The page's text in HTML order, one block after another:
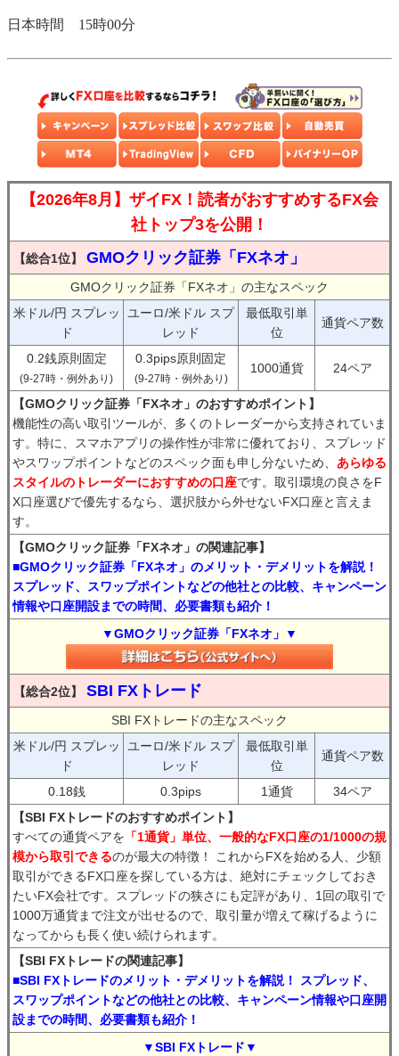
日本時間 15時00分
【2026年8月】ザイFX！読者がおすすめするFX会
社トップ3を公開！
【総合1位】 GMOクリック証券「FXネオ」
GMOクリック証券「FXネオ」の主なスペック
米ドル/円 スプレッ
ド
ユーロ/米ドル スプ
レッド
最低取引単
位
通貨ペア数
0.2銭原則固定
(9-27時・例外あり)
0.3pips原則固定
(9-27時・例外あり)
1000通貨 24ペア
【GMOクリック証券「FXネオ」のおすすめポイント】
機能性の高い取引ツールが、多くのトレーダーから支持されていま
す。特に、スマホアプリの操作性が非常に優れており、スプレッド
やスワップポイントなどのスペック面も申し分ないため、 あらゆる
スタイルのトレーダーにおすすめの口座です。取引環境の良さをF
X口座選びで優先するなら、選択肢から外せないFX口座と言えま
す。
【GMOクリック証券「FXネオ」の関連記事】
■GMOクリック証券「FXネオ」のメリット・デメリットを解説！
スプレッド、スワップポイントなどの他社との比較、キャンペーン
情報や口座開設までの時間、必要書類も紹介！
▼GMOクリック証券「FXネオ」▼
【総合2位】 SBI FXトレード
SBI FXトレードの主なスペック
米ドル/円 スプレッ
ド
ユーロ/米ドル スプ
レッド
最低取引単
位
通貨ペア数
0.18銭 0.3pips 1通貨
34ペア
【SBI FXトレードのおすすめポイント】
すべての通貨ペアを 「1通貨」単位、一般的なFX口座の1/1000の規
模から取引できるのが最大の特徴！ これからFXを始める人、少額
取引ができるFX口座を探している方は、絶対にチェックしておき
たいFX会社です。スプレッドの狭さにも定評があり、1回の取引で
1000万通貨まで注文が出せるので、取引量が増えて稼げるように
なってからも長く使い続けられます。
【SBI FXトレードの関連記事】
■SBI FXトレードのメリット・デメリットを解説！ スプレッド、
スワップポイントなどの他社との比較、キャンペーン情報や口座開
設までの時間、必要書類も紹介！
▼SBI FXトレード▼